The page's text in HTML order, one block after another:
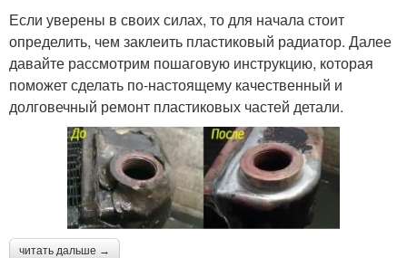
Если уверены в своих силах, то для начала стоит
определить, чем заклеить пластиковый радиатор. Далее
давайте рассмотрим пошаговую инструкцию, которая
поможет сделать по-настоящему качественный и
долговечный ремонт пластиковых частей детали.
читать дальше →